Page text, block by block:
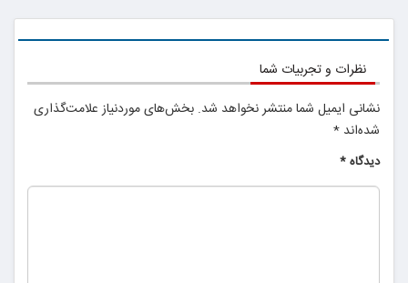
نظرات و تجربیات شما
نشانی ایمیل شما منتشر نخواهد شد. بخش‌های موردنیاز علامت‌گذاری
شده‌اند *
دیدگاه*